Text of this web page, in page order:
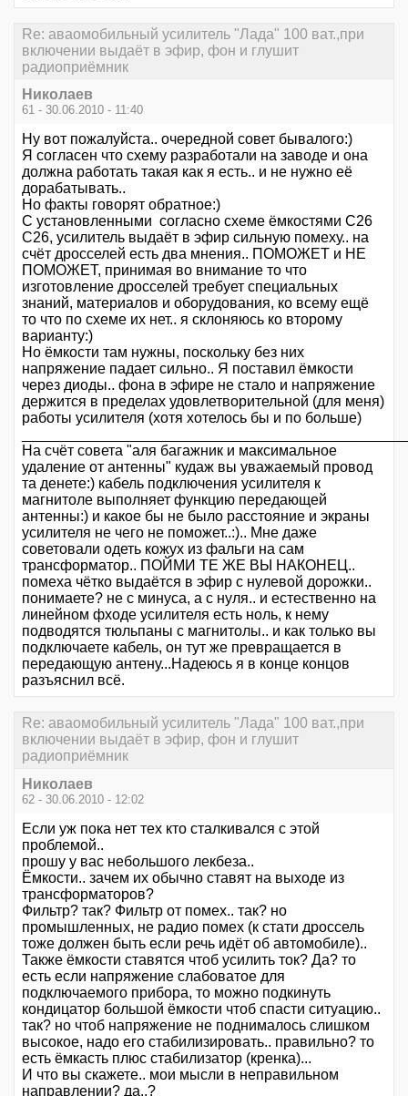
Re: аваомобильный усилитель "Лада" 100 ват.,при
включении выдаёт в эфир, фон и глушит
радиоприёмник
Николаев
61 - 30.06.2010 - 11:40
Ну вот пожалуйста.. очередной совет бывалого:)
Я согласен что схему разработали на заводе и она
должна работать такая как я есть.. и не нужно её
дорабатывать..
Но факты говорят обратное:)
С установленными согласно схеме ёмкостями C26
C26, усилитель выдаёт в эфир сильную помеху.. на
счёт дросселей есть два мнения.. ПОМОЖЕТ и НЕ
ПОМОЖЕТ, принимая во внимание то что
изготовление дросселей требует специальных
знаний, материалов и оборудования, ко всему ещё
то что по схеме их нет.. я склоняюсь ко второму
варианту:)
Но ёмкости там нужны, поскольку без них
напряжение падает сильно.. Я поставил ёмкости
через диоды.. фона в эфире не стало и напряжение
держится в пределах удовлетворительной (для меня)
работы усилителя (хотя хотелось бы и по больше)
На счёт совета "аля багажник и максимальное
удаление от антенны" кудаж вы уважаемый провод
та денете:) кабель подключения усилителя к
магнитоле выполняет функцию передающей
антенны:) и какое бы не было расстояние и экраны
усилителя не чего не поможет..:).. Мне даже
советовали одеть кожух из фальги на сам
трансформатор.. ПОЙМИ ТЕ ЖЕ ВЫ НАКОНЕЦ..
помеха чётко выдаётся в эфир с нулевой дорожки..
понимаете? не с минуса, а с нуля.. и естественно на
линейном фходе усилителя есть ноль, к нему
подводятся тюльпаны с магнитолы.. и как только вы
подключаете кабель, он тут же превращается в
передающую антену...Надеюсь я в конце концов
разъяснил всё.
Re: аваомобильный усилитель "Лада" 100 ват.,при
включении выдаёт в эфир, фон и глушит
радиоприёмник
Николаев
62 - 30.06.2010 - 12:02
Если уж пока нет тех кто сталкивался с этой
проблемой..
прошу у вас небольшого лекбеза..
Ёмкости.. зачем их обычно ставят на выходе из
трансформаторов?
Фильтр? так? Фильтр от помех.. так? но
промышленных, не радио помех (к стати дроссель
тоже должен быть если речь идёт об автомобиле)..
Также ёмкости ставятся чтоб усилить ток? Да? то
есть если напряжение слабоватое для
подключаемого прибора, то можно подкинуть
кондицатор большой ёмкости чтоб спасти ситуацию..
так? но чтоб напряжение не поднималось слишком
высокое, надо его стабилизировать.. правильно? то
есть ёмкасть плюс стабилизатор (кренка)...
И что вы скажете.. мои мысли в неправильном
направлении? да..?